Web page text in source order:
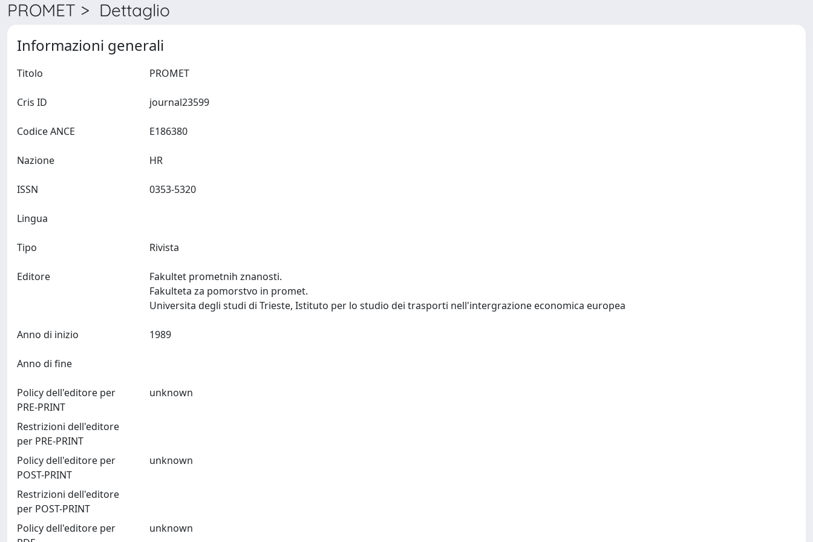
PROMET > Dettaglio
Informazioni generali
Titolo
Cris ID
Codice ANCE
Nazione
ISSN
Lingua
Tipo Rivista
Editore
Fakultet prometnih znanosti.
Fakulteta za pomorstvo in promet.
Anno di inizio
Anno di fine
Policy dell'editore per
PRE-PRINT
Restrizioni dell'editore
per PRE-PRINT
Policy dell'editore per
POST-PRINT
Restrizioni dell'editore
per POST-PRINT
Policy dell'editore per